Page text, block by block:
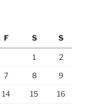
F S S
1 2
7 8 9
14 15 16